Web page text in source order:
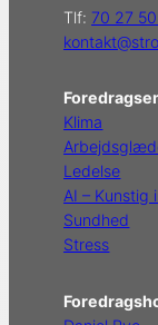
Tlf: 70 27
Klima
Ledelse
AI – Kunstig
Sundhed
Stress